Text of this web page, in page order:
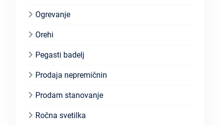
Ogrevanje
Orehi
Pegasti badelj
Prodaja nepremičnin
Prodam stanovanje
Ročna svetilka